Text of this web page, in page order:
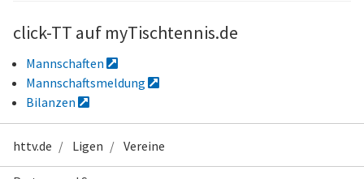
click-TT auf myTischtennis.de
Mannschaften
Mannschaftsmeldung
Bilanzen
httv.de Ligen Vereine